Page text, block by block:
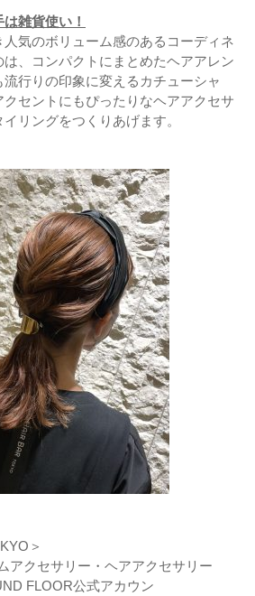
雑貨使い！
気のボリューム感のあるコーディネ
、コンパクトにまとめたヘアアレン
行りの印象に変えるカチューシャ
セントにもぴったりなヘアアクセサ
リングをつくりあげます。
＞
アクセサリー・ヘアアクセサリー
FLOOR公式アカウン